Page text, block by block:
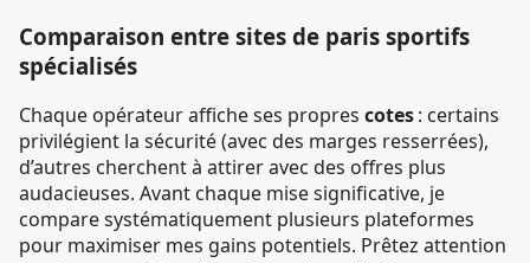
Comparaison entre sites de paris sportifs
spécialisés
Chaque opérateur affiche ses propres cotes: certains
privilégient la sécurité (avec des marges resserrées),
d’autres cherchent à attirer avec des offres plus
audacieuses. Avant chaque mise significative, je
compare systématiquement plusieurs plateformes
pour maximiser mes gains potentiels. Prêtez attention